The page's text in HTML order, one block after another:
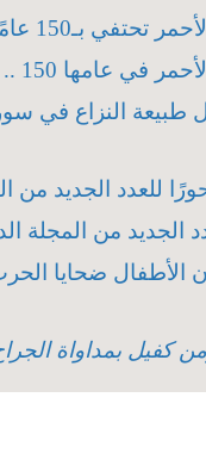
عامًا و100 ألف صفحة- حوار
150 .. ثوابت ومتغيرات
طبيعة النزاع في
للعدد الجديد من
الجديد من المجلة
الأطفال ضحايا
كفيل بمداواة